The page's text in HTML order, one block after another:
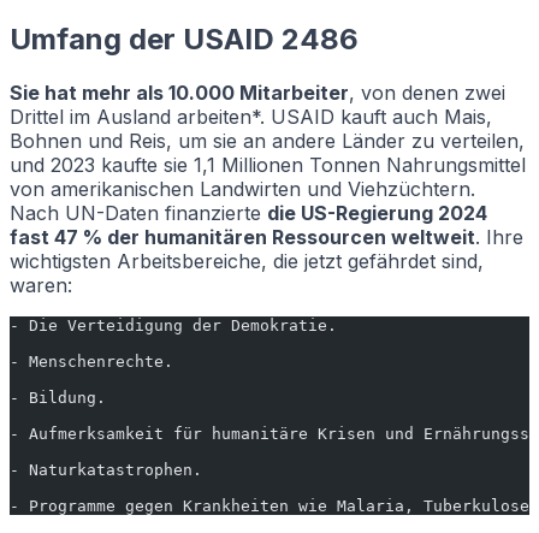
Umfang der USAID 2486
Sie hat mehr als 10.000 Mitarbeiter, von denen zwei
Drittel im Ausland arbeiten*. USAID kauft auch Mais,
Bohnen und Reis, um sie an andere Länder zu verteilen,
und 2023 kaufte sie 1,1 Millionen Tonnen Nahrungsmittel
von amerikanischen Landwirten und Viehzüchtern.
Nach UN-Daten finanzierte die US-Regierung 2024
fast 47 % der humanitären Ressourcen weltweit. Ihre
wichtigsten Arbeitsbereiche, die jetzt gefährdet sind,
waren:
- Die Verteidigung der Demokratie.
- Menschenrechte.
- Bildung.
- Aufmerksamkeit für humanitäre Krisen und
- Naturkatastrophen.
- Programme gegen Krankheiten wie Malaria, Tuberkulose